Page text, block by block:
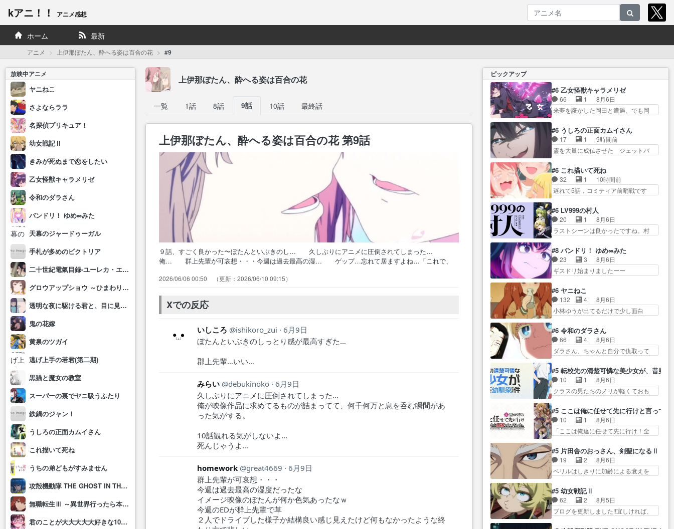
kアニ！！ アニメ感想
ホーム 最新
アニメ 上伊那ぼたん、酔へる姿は百合の花 #9
放映中アニメ
ヤニねこ
さよならララ
名探偵プリキュア！
幼女戦記Ⅱ
きみが死ぬまで恋をしたい
乙女怪獣キャラメリゼ
令和のダラさん
バンドリ！ ゆめ∞みた
天幕のジャードゥーガル
手札が多めのビクトリア
二十世紀電氣目録-ユーレカ・エヴリカ-
グロウアップショウ ～ひまわりのサーカス団～
透明な夜に駆ける君と、目に見えない恋をした。
鬼の花嫁
黄泉のツガイ
逃げ上手の若君(第二期)
黒猫と魔女の教室
スーパーの裏でヤニ吸うふたり
鉄鍋のジャン！
うしろの正面カムイさん
これ描いて死ね
うちの弟どもがすみません
攻殻機動隊 THE GHOST IN THE SHELL
無職転生Ⅲ ～異世界行ったら本気だす～
君のことが大大大大大好きな100人の彼女(第3期)
上伊那ぼたん、酔へる姿は百合の花
一覧 1話 8話 9話 10話 最終話
上伊那ぼたん、酔へる姿は百合の花 第9話
９話、すごく良かった〜ぼたんといぶきのし… 久しぶりにアニメに圧倒されてしまった…
俺… 群上先輩が可哀想・・・今週は過去最高の湿… ゲップ…忘れて居ますよね…「これで、
告白さ… いぶきがようやくジンランや郡上先輩の前で… 自分の『特別』といぶきのそれは同
でがたま…
2026/06/06 00:50 2026/06/10 09:15
Xでの反応
いしころ ishikoro_zui
6月9日
ぼたんといぶきのしっとり感が最高すぎた…
郡上先輩…いい…
みらい debukinoko
6月9日
久しぶりにアニメに圧倒されてしまった…
俺が映像作品に求めてるものが詰まってて、何千何万と息を呑む瞬間があ
った気がする。
10話観れる気がしないよ…
死んじゃうよ…
homework great4669
6月9日
群上先輩が可哀想・・・
今週は過去最高の湿度だったな
イメージ映像のぼたんが何か色気あったなｗ
今週のEDが群上先輩で草
２人でドライブした様子か結構良い感じ見えたけど何もなかったような終
ピックアップ
#6 乙女怪獣キャラメリゼ
66 1
8月6日
来夢を誑かした岡田と遭遇、でも岡
か見てなかったと気付き… みん
なからのメイク道具が、らいりーさ
んを… らいりーの影響で理想に
向けて努力する黒絵… コングと
友… らいりーが己のルッキズム
と相対する話とし… らいりーさ
んが容姿の美醜でしか人を見な
ダムに来た黒絵た… ライリーが
好きだったクズ男ハルゴンが懲
ら… メイクでちょっと勇気出て
る黒絵ちゃん可愛…
#6 うしろの正面カムイさん
17 1
9時間前
霊を大量に成仏させた ジェットバ
カムイ婆もしっかり抱… 今回は
交通悪霊の除霊ツアー。Aパはいつ
も… 前半の霊カモみたいになっ
てるよねwジェッ… 今回はいつも
っ… 最後にカムイさんを怪異と
見間違え叫んでお… 交通系悪霊
除霊ツアー編！どっちが悪かよ
のエピソードに… カムイとドラ
イブに出かけたシヅカは、ズ
ブ… 15分アニメで計14体の最多
成仏回ジェッ…
#6 これ描いて死ね
32 1
10時間前
遅れて5話，コミティア前哨戦です
いい言葉だ。でも応援す… 東京
で開かれる即売会に行って自分たち
の本… 一冊売る事の苦労と喜び
を知る手島先生がず… 10年でえ
同… 自分の妄想を買ってくれる
人がいるというも… 初めて自分
の漫画が売れた時の感動、懐か
に貰い泣き。隣の… コミティア
開幕前でひちしきり受ける^^
先… 「SEDESUのコミPo!日記」
#496…
#6 LV999の村人
20 1
8月6日
ラストシーンは良かったですね。村
鬼モードフィンガーシリ… アリ
スと10年後に結婚の約束をした鏡ず
っ… カジノスタッフ募集するも
集まらない更に追… 王命でクル
ビ… 最強の村人・鏡との出会い
で少しは変わった… やはり何か
悲しい過去がありそうな。鏡の
深そうやね姫を舐… 新キャラが
登場早々変態扱いされてる件。
タ… まだまだお元気そうなお声
で……不意打ち過…
#8 バンドリ！ ゆめ∞みた
23 3
8月6日
ギスドリ始まりましたーー
めっちゃ情緒不安定になってて
怖… 超回復を見守っていかない
と、ですね！！み… 開幕聞き取
りスタッフに定治いなかった？
節介だったりする… ビオラの立
ち回り害悪すぎるお近づきの印
が… ・律っちゃん明るくなった
た一難、律がビオラの呪縛か
ら… 「私はあなたが嫌いなんで
す」「バンドやめ… 何が起きて
いるのか！？次週、みゅーたいぷ…
#6 ヤニねこ
132 4
8月6日
小林ゆうが出てるだけで少し面白
◯◯◯される強制百合を期待
し… ヒグマドンってなんな
ん！？人見知りっぽい… なんな
ら下ネタ0じゃなかったかこんな回
イルドな回だった… 今回はだい
ぶある程度抑えてる？w感じな
気… アルねこ、そうはならんや
生きていたゴキブリ死んでる
GP… アルねこ危険ですよね。健
康的な面で··江… 酔い潰れ行き着
いた江ノ島で、朝日を眺めな…
#6 令和のダラさん
66 4
8月6日
ダラさん、ちゃんと自分で仇取って
じゃないのよケロロじゃ… ロボ
ットに憧れてビーム撃ちたいと…そ
うい… 余りにも凄惨なダラさん
の過去ダラさんの６… 過去編は
い… ガンガガン♪薫がなんかしっ
かり歌ってロマ… 姉巫女の誤
算、クソみたいな嫉妬の末路よ。
ン言うてないで… このアニメは
どこに行くのだろう、面白す
ぎ… 姉のした事はただ単に一族
を絶滅させただけ…
#5 転校先の清楚可憐な美少女が、昔男
10 1
8月6日
クラスの男たちのノリが軽くておも
いを拗らせているタイプ… みな
もちゃんが透けブラしててびっくり
して… レベルのキャラが登場。
相変わらず顔や体の… 隼人が春
じ… 第５話をU-NEXTで視聴しま
した。視聴… ラブコメで天然ジ
ゴロというかナチュラルヒ… み
不安に… 無理なダイエットは禁
物だけど、なかなか結… 「これ
からもお手入れ、がんばりゅ」あり
が…
#5 ここは俺に任せて先に行けと言って
10 1
8月6日
「ここは俺達に任せて先に行け！全
ロックが今、2人にあと… 木下鈴
奈（@0suzuna0）が【マリー…
村ごと乗っ取られてたら流石に気付
かないか… 《漫画版少し読んだ
クは敵に容赦無くブスっといくから
気持… 勇者パーティー再結成し
て先にいけで激アツ… 爆縮、幻
#5 片田舎のおっさん、剣聖になるⅡ
19 2
8月6日
ベリルはしきりに加齢による衰えを
ていた限界を超えて命の… いい
んじゃないですか。魔物の群を発見
した… アマプラにて視聴終わ
り！サーベルボア討伐… を言い
#5 幼女戦記Ⅱ
62 2
8月5日
ブログを更新しました!!宜しければ、